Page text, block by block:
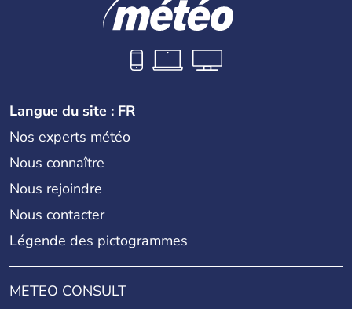
Langue du site : FR
Nos experts météo
Nous connaître
Nous rejoindre
Nous contacter
Légende des pictogrammes
METEO CONSULT